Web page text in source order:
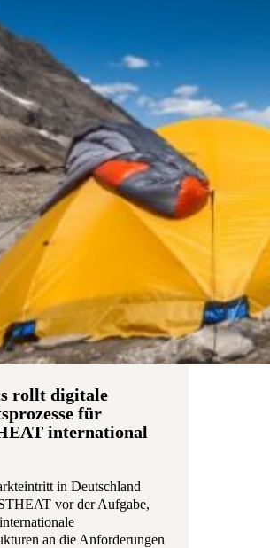
rollt digitale
für
international
in Deutschland
vor der Aufgabe,
an die Anforderungen